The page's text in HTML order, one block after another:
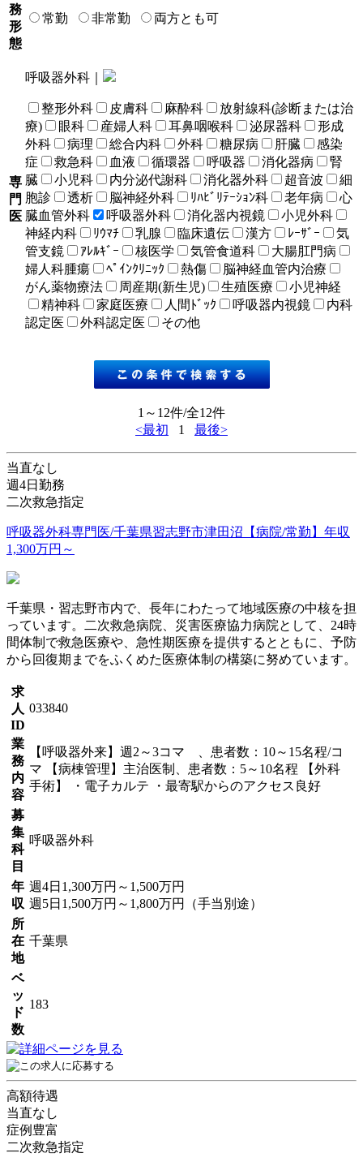
務
形
態
常勤 非常勤 両方とも可
専
門
医
呼吸器外科｜
整形外科 皮膚科 麻酔科
放射線科(診断または治
療)
眼科 産婦人科 耳鼻咽喉科 泌尿器科
形成
外科
病理 総合内科 外科 糖尿病 肝臓
感染
症
救急科 血液 循環器 呼吸器 消化器病
腎
臓
小児科 内分泌代謝科 消化器外科 超音波
細
胞診
透析 脳神経外科 ﾘﾊﾋﾞﾘﾃｰｼｮﾝ科 老年病
心
臓血管外科
呼吸器外科 消化器内視鏡
小児外科
神経内科
ﾘｳﾏﾁ 乳腺 臨床遺伝 漢方 ﾚｰｻﾞｰ
気
管支鏡
ｱﾚﾙｷﾞｰ 核医学 気管食道科
大腸肛門病
婦人科腫瘍
ﾍﾟｲﾝｸﾘﾆｯｸ 熱傷
脳神経血管内治療
がん薬物療法
周産期(新生児) 生殖医療
小児神経
精神科
家庭医療 人間ﾄﾞｯｸ 呼吸器内視鏡
内科
認定医
外科認定医 その他
1～12件/全12件
<最初
1 最後>
当直なし
週4日勤務
二次救急指定
呼吸器外科専門医/千葉県習志野市津田沼【病院/常勤】年収
1,300万円～
千葉県・習志野市内で、長年にわたって地域医療の中核を担
っています。二次救急病院、災害医療協力病院として、24時
間体制で救急医療や、急性期医療を提供するとともに、予防
から回復期までをふくめた医療体制の構築に努めています。
求
人
ID
033840
業
務
内
容
【呼吸器外来】週2～3コマ 、患者数：10～15名程/コ
マ 【病棟管理】主治医制、患者数：5～10名程 【外科
手術】 ・電子カルテ ・最寄駅からのアクセス良好
募
集
科
目
呼吸器外科
年
収
週4日1,300万円～1,500万円
週5日1,500万円～1,800万円（手当別途）
所
在
地
千葉県
ベ
ッ
ド
数
183
高額待遇
当直なし
症例豊富
二次救急指定